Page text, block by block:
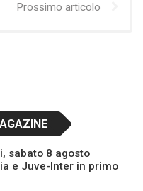
Prossimo articolo
sabato 8 agosto
e Juve-Inter in primo